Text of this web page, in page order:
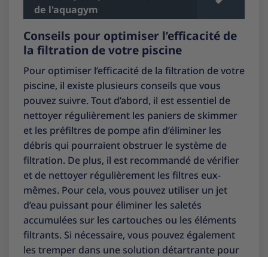
de l'aquagym
Conseils pour optimiser l’efficacité de
la filtration de votre piscine
Pour optimiser l’efficacité de la filtration de votre
piscine, il existe plusieurs conseils que vous
pouvez suivre. Tout d’abord, il est essentiel de
nettoyer régulièrement les paniers de skimmer
et les préfiltres de pompe afin d’éliminer les
débris qui pourraient obstruer le système de
filtration. De plus, il est recommandé de vérifier
et de nettoyer régulièrement les filtres eux-
mêmes. Pour cela, vous pouvez utiliser un jet
d’eau puissant pour éliminer les saletés
accumulées sur les cartouches ou les éléments
filtrants. Si nécessaire, vous pouvez également
les tremper dans une solution détartrante pour